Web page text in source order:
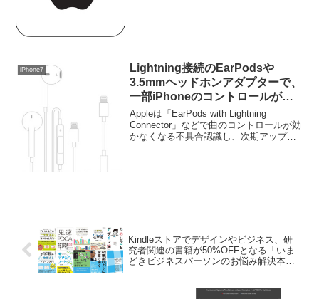
iPhone7
Lightning接続のEarPodsや
3.5mmヘッドホンアダプターで、
一部iPhoneのコントロールが出
来ない不具合が確認される。
Appleは「EarPods with Lightning
Connector」などで曲のコントロールが効
かなくなる不具合認識し、次期アップデ
Kindleストアでデザインやビジネス、研
究者関連の書籍が50%OFFとなる「いま
どきビジネスパーソンのお悩み解決本」